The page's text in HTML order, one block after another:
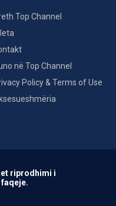
Top Channel
në Top Channel
Policy & Terms of Use
riprodhimi i